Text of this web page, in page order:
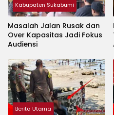
Kabupaten Sukabumi
Masalah Jalan Rusak dan
Over Kapasitas Jadi Fokus
Audiensi
Berita Utama